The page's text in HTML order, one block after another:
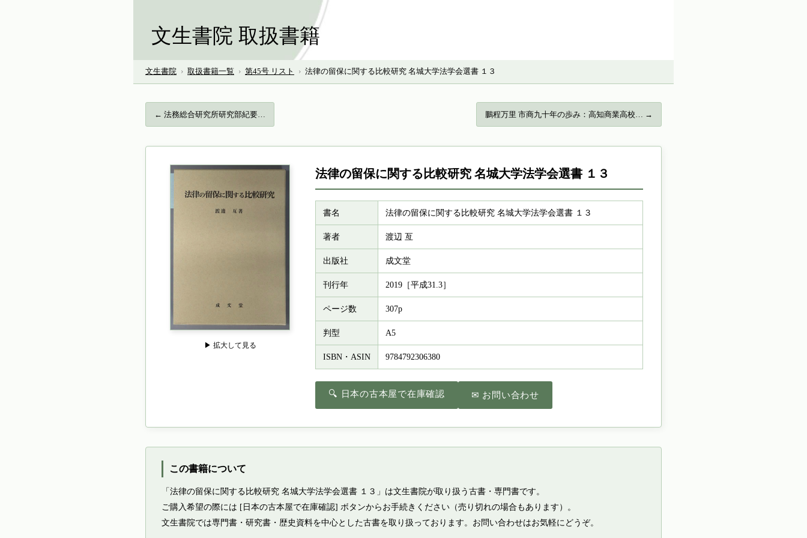
文生書院 取扱書籍
文生書院 › 取扱書籍一覧 › 第45号 リスト › 法律の留保に関する比較研究 名城大学法学会選書 １３
← 法務総合研究所研究部紀要… 鵬程万里 市商九十年の歩み：高知商業高校… →
▶ 拡大して見る
法律の留保に関する比較研究 名城大学法学会選書 １３
書名 法律の留保に関する比較研究 名城大学法学会選書 １３
著者 渡辺 亙
出版社 成文堂
刊行年 2019［平成31.3］
ページ数 307p
判型 A5
ISBN・ASIN 9784792306380
🔍 日本の古本屋で在庫確認 ✉ お問い合わせ
この書籍について
「法律の留保に関する比較研究 名城大学法学会選書 １３」は文生書院が取り扱う古書・専門書です。
ご購入希望の際には [日本の古本屋で在庫確認] ボタンからお手続きください（売り切れの場合もあります）。
文生書院では専門書・研究書・歴史資料を中心とした古書を取り扱っております。お問い合わせはお気軽にどうぞ。